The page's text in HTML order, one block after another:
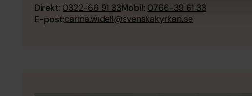
Direkt: 0322-66 91 33Mobil: 0766-39 61 33
E-post:carina.widell@svenskakyrkan.se